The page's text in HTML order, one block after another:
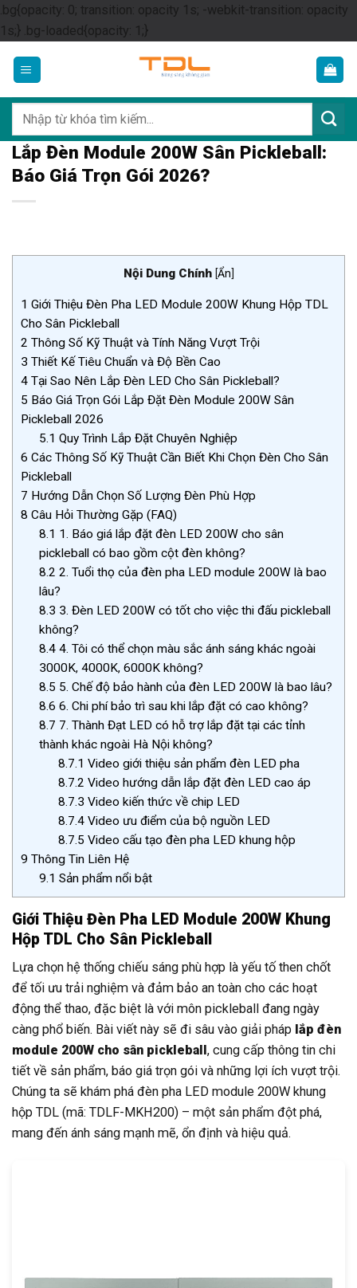
.bg{opacity: 0; transition: opacity 1s; -webkit-transition: opacity
1s;} .bg-loaded{opacity: 1;}Skip
content
kiếm:
Lắp Đèn Module 200W Sân Pickleball:
Báo Giá Trọn Gói 2026?
Nội Dung Chính [Ẩn]
1 Giới Thiệu Đèn Pha LED Module 200W Khung Hộp TDL
Cho Sân Pickleball
2 Thông Số Kỹ Thuật và Tính Năng Vượt Trội
3 Thiết Kế Tiêu Chuẩn và Độ Bền Cao
4 Tại Sao Nên Lắp Đèn LED Cho Sân Pickleball?
5 Báo Giá Trọn Gói Lắp Đặt Đèn Module 200W Sân
Pickleball 2026
5.1 Quy Trình Lắp Đặt Chuyên Nghiệp
6 Các Thông Số Kỹ Thuật Cần Biết Khi Chọn Đèn Cho Sân
Pickleball
7 Hướng Dẫn Chọn Số Lượng Đèn Phù Hợp
8 Câu Hỏi Thường Gặp (FAQ)
8.1 1. Báo giá lắp đặt đèn LED 200W cho sân
pickleball có bao gồm cột đèn không?
8.2 2. Tuổi thọ của đèn pha LED module 200W là bao
lâu?
8.3 3. Đèn LED 200W có tốt cho việc thi đấu pickleball
không?
8.4 4. Tôi có thể chọn màu sắc ánh sáng khác ngoài
3000K, 4000K, 6000K không?
8.5 5. Chế độ bảo hành của đèn LED 200W là bao lâu?
8.6 6. Chi phí bảo trì sau khi lắp đặt có cao không?
8.7 7. Thành Đạt LED có hỗ trợ lắp đặt tại các tỉnh
thành khác ngoài Hà Nội không?
8.7.1 Video giới thiệu sản phẩm đèn LED pha
8.7.2 Video hướng dẫn lắp đặt đèn LED cao áp
8.7.3 Video kiến thức về chip LED
8.7.4Video ưu điểm của bộ nguồn LED
8.7.5 Video cấu tạo đèn pha LED khung hộp
9 Thông Tin Liên Hệ
9.1 Sản phẩm nổi bật
Giới Thiệu Đèn Pha LED Module 200W Khung
Hộp TDL Cho Sân Pickleball
Lựa chọn hệ thống chiếu sáng phù hợp là yếu tố then chốt
để tối ưu trải nghiệm và đảm bảo an toàn cho các hoạt
động thể thao, đặc biệt là với môn pickleball đang ngày
càng phổ biến. Bài viết này sẽ đi sâu vào giải pháp lắp đèn
module 200W cho sân pickleball, cung cấp thông tin chi
tiết về sản phẩm, báo giá trọn gói và những lợi ích vượt trội.
Chúng ta sẽ khám phá đèn pha LED module 200W khung
hộp TDL (mã: TDLF-MKH200) – một sản phẩm đột phá,
mang đến ánh sáng mạnh mẽ, ổn định và hiệu quả.